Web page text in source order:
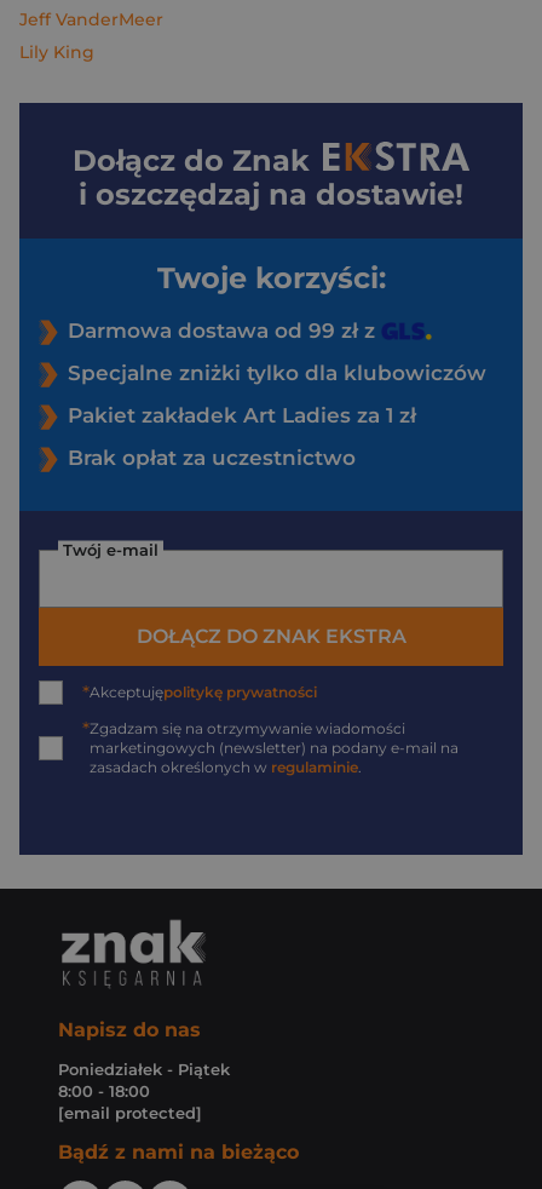
Jeff VanderMeer
Lily King
Dołącz do Znak
i oszczędzaj na dostawie!
Twoje korzyści:
Darmowa dostawa od 99 zł z
Specjalne zniżki tylko dla klubowiczów
Pakiet zakładek Art Ladies za 1 zł
Brak opłat za uczestnictwo
Twój e-mail
DOŁĄCZ DO ZNAK EKSTRA
*Akceptujępolitykę prywatności
*Zgadzam się na otrzymywanie wiadomości
marketingowych (newsletter) na podany e-mail na
zasadach określonych w regulaminie.
Napisz do nas
Poniedziałek - Piątek
8:00 - 18:00
[email protected]
Bądź z nami na bieżąco